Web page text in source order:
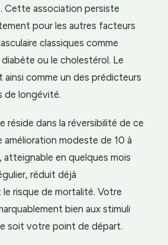
Cette association persiste
pour les autres facteurs
classiques comme
diabète ou le cholestérol. Le
ainsi comme un des prédicteurs
de longévité.
réside dans la réversibilité de ce
amélioration modeste de 10 à
atteignable en quelques mois
réduit déjà
risque de mortalité. Votre
bien aux stimuli
soit votre point de départ.